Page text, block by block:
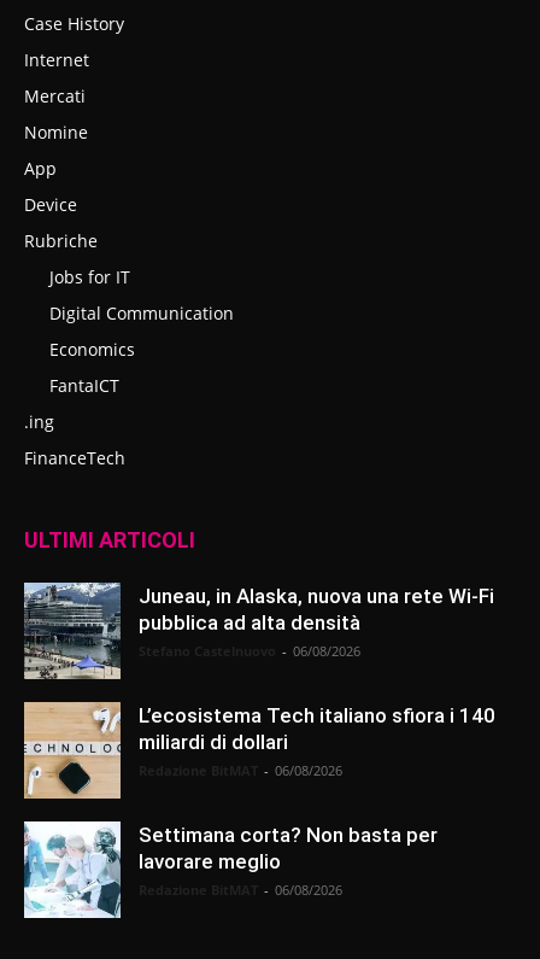
Case History
Internet
Mercati
Nomine
App
Device
Rubriche
Jobs for IT
Digital Communication
Economics
FantaICT
.ing
FinanceTech
ULTIMI ARTICOLI
Juneau, in Alaska, nuova una rete Wi-Fi
pubblica ad alta densità
- 06/08/2026
L’ecosistema Tech italiano sfiora i 140
miliardi di dollari
- 06/08/2026
Settimana corta? Non basta per
lavorare meglio
- 06/08/2026